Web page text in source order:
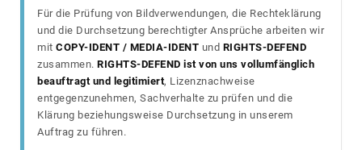
Für die Prüfung von Bildverwendungen, die Rechteklärung
und die Durchsetzung berechtigter Ansprüche arbeiten wir
mit COPY-IDENT / MEDIA-IDENT und RIGHTS-DEFEND
zusammen. RIGHTS-DEFEND ist von uns vollumfänglich
beauftragt und legitimiert, Lizenznachweise
entgegenzunehmen, Sachverhalte zu prüfen und die
Klärung beziehungsweise Durchsetzung in unserem
Auftrag zu führen.